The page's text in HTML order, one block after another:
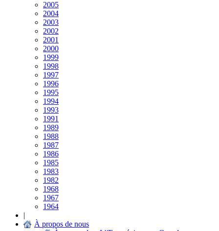
2005
2004
2003
2002
2001
2000
1999
1998
1997
1996
1995
1994
1993
1991
1989
1988
1987
1986
1985
1983
1982
1968
1967
1964
|
À propos de nous